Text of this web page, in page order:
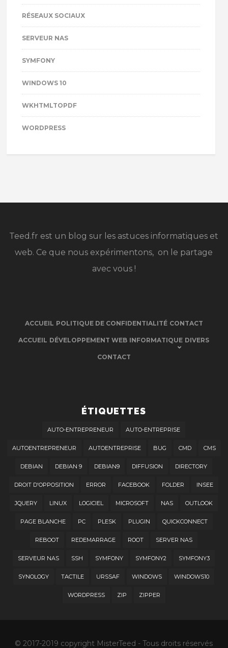
RÉSEAUX SOCIAUX
SERVEUR NAS
SYMFONY
WINDOWS 10
WKHTMLTOPDF
WORDPRESS
Teed.fr est un blog sur les astuces informatiques et
web. Ce que nous expérimentons, on le partage
avec vous !
ACCUEIL POLITIQUE DE CONFIDENTIALITÉ CONTACT
ACCUEIL DÉVELOPPEMENT WEB INFORMATIQUE DIVERS
CONTACT
ÉTIQUETTES
AUTO-ENTREPRENEUR AUTO-ENTREPRISE
AUTOENTREPRENEUR AUTOENTREPRISE BUG CMD CMS
DEBIAN DEBIAN 9 DEBIAN9 DIFFUSION DIRECTORY
DROIT D'OPPOSITION ERROR FACEBOOK FOLDER INSEE
JQUERY LINUX LOGICIEL MICROSOFT NAS OUTLOOK
PAGE BLANCHE PC PLESK PLUGIN QUICKCONNECT
REBOOT REDEMARRAGE ROOT SERVER NAS
SERVEUR NAS SSH SYMFONY SYMFONY2 SYMFONY3
SYNOLOGY TACTILE URSSAF WINDOWS WINDOWS10
WORDPRESS ZIP ZIPPER
© 2017-2019 copyright MisterTeed - Tous droits réservés